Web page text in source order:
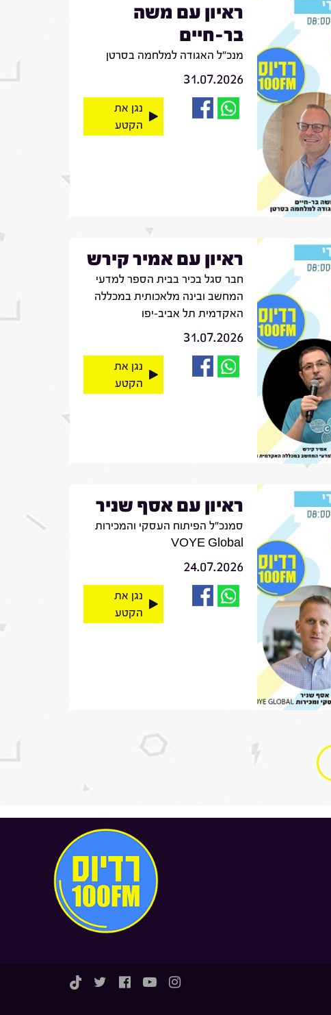
ראיון עם משה
בר-חיים
מנכ"ל האגודה למלחמה בסרטן
31.07.2026
נגן את
הקטע
ראיון עם אמיר קירש
חבר סגל בכיר בבית הספר למדעי
המחשב ובינה מלאכותית במכללה
האקדמית תל אביב-יפו
31.07.2026
נגן את
הקטע
ראיון עם אסף שניר
סמנכ"ל הפיתוח העסקי והמכירות
VOYE Global
24.07.2026
נגן את
הקטע